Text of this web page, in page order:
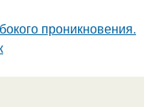
проникновения.